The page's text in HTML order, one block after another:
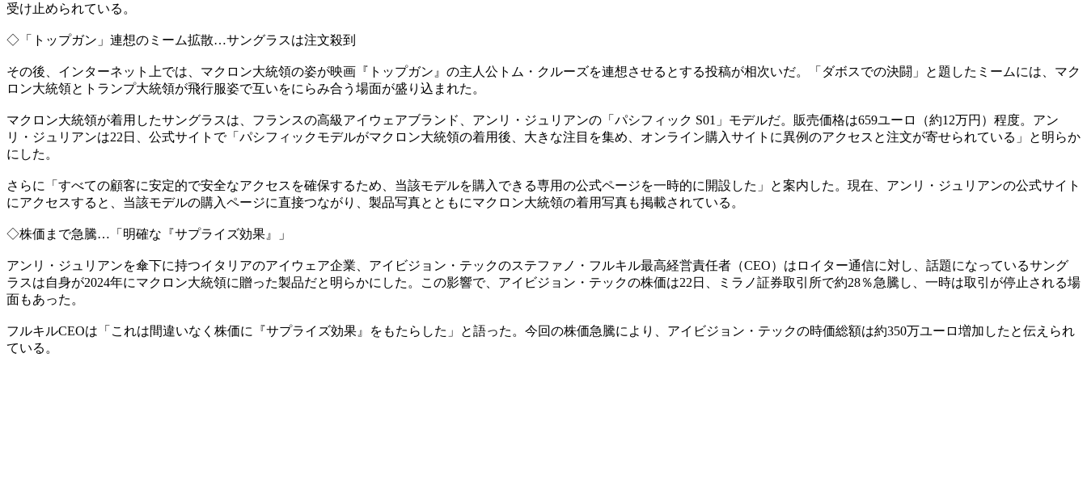
受け止められている。
◇「トップガン」連想のミーム拡散…サングラスは注文殺到
その後、インターネット上では、マクロン大統領の姿が映画『トップガン』の主人公トム・クルーズを連想させるとする投稿が相次いだ。「ダボスでの決闘」と題したミームには、マク
ロン大統領とトランプ大統領が飛行服姿で互いをにらみ合う場面が盛り込まれた。
マクロン大統領が着用したサングラスは、フランスの高級アイウェアブランド、アンリ・ジュリアンの「パシフィック S01」モデルだ。販売価格は659ユーロ（約12万円）程度。アン
リ・ジュリアンは22日、公式サイトで「パシフィックモデルがマクロン大統領の着用後、大きな注目を集め、オンライン購入サイトに異例のアクセスと注文が寄せられている」と明らか
にした。
さらに「すべての顧客に安定的で安全なアクセスを確保するため、当該モデルを購入できる専用の公式ページを一時的に開設した」と案内した。現在、アンリ・ジュリアンの公式サイト
にアクセスすると、当該モデルの購入ページに直接つながり、製品写真とともにマクロン大統領の着用写真も掲載されている。
◇株価まで急騰…「明確な『サプライズ効果』」
アンリ・ジュリアンを傘下に持つイタリアのアイウェア企業、アイビジョン・テックのステファノ・フルキル最高経営責任者（CEO）はロイター通信に対し、話題になっているサング
ラスは自身が2024年にマクロン大統領に贈った製品だと明らかにした。この影響で、アイビジョン・テックの株価は22日、ミラノ証券取引所で約28％急騰し、一時は取引が停止される場
面もあった。
フルキルCEOは「これは間違いなく株価に『サプライズ効果』をもたらした」と語った。今回の株価急騰により、アイビジョン・テックの時価総額は約350万ユーロ増加したと伝えられ
ている。